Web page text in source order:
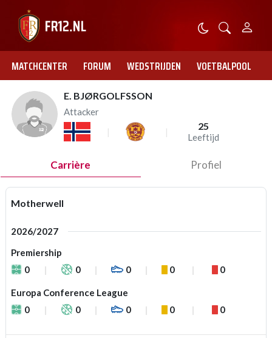
MATCHCENTER FORUM WEDSTRIJDEN VOETBALPOOL
E. BJØRGOLFSSON
Attacker
25
Leeftijd
Carrière Profiel
Motherwell
2026/2027
Premiership
0
0 0 0 0
Europa Conference League
0
0 0 0 0